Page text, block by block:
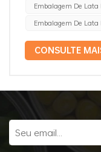
da marca. Isso
aumentar o valor
design deve levar
caixa de presente.
item de presente
permitir opções de
personalizada para
Embalagem De Lata
Embalagem De Lata
CONSULTE